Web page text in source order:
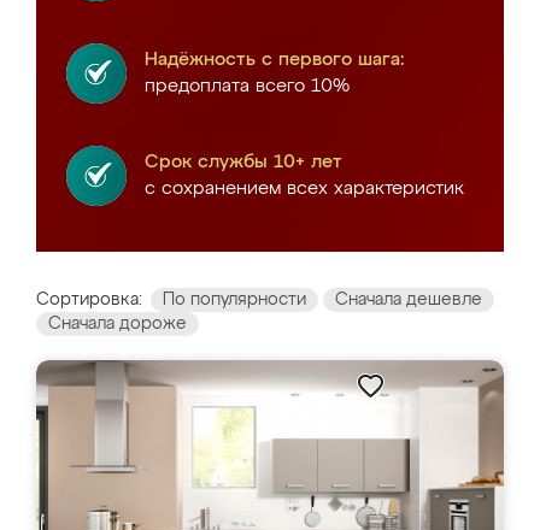
Надёжность с первого шага:
предоплата всего 10%
Срок службы 10+ лет
с сохранением всех характеристик
Сортировка: По популярности
Сначала дешевле
Сначала дороже